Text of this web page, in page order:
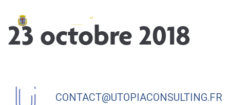
23 octobre 2018
CONTACT@UTOPIACONSULTING.FR